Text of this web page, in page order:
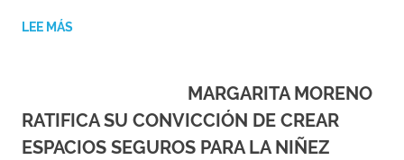
LEE MÁS
MARGARITA MORENO
RATIFICA SU CONVICCIÓN DE CREAR
ESPACIOS SEGUROS PARA LA NIÑEZ